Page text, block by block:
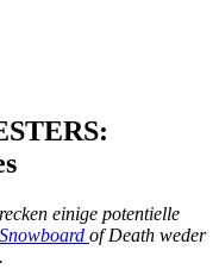
einige potentielle
Snowboard of Death weder